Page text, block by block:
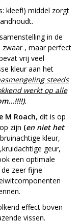
kleef!) middel zorgt
in de
zwaar , maar perfect
vrij veel
kleur aan het
steeds
werkt op alle
.
M Roach, dit is op
zijn (en niet het
kleur,
geur,
een optimale
zeer fijne
effect boven
vissen.